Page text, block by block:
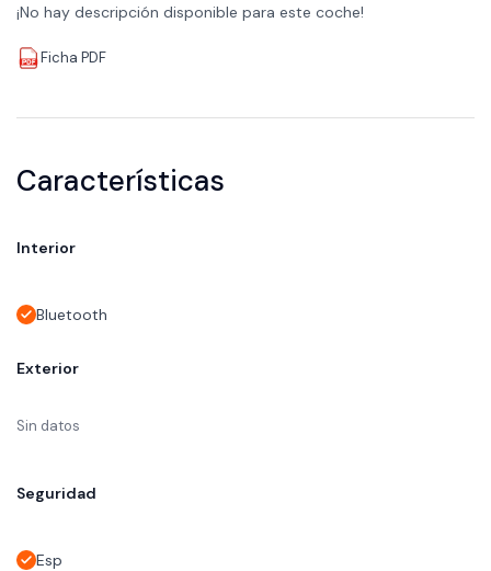
¡No hay descripción disponible para este coche!
Ficha PDF
Características
Interior
Bluetooth
Exterior
Sin datos
Seguridad
Esp